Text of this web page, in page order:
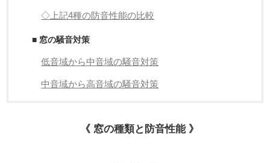
◇上記4種の防音性能の比較
■ 窓の騒音対策
低音域から中音域の騒音対策
中音域から高音域の騒音対策
《 窓の種類と防音性能 》